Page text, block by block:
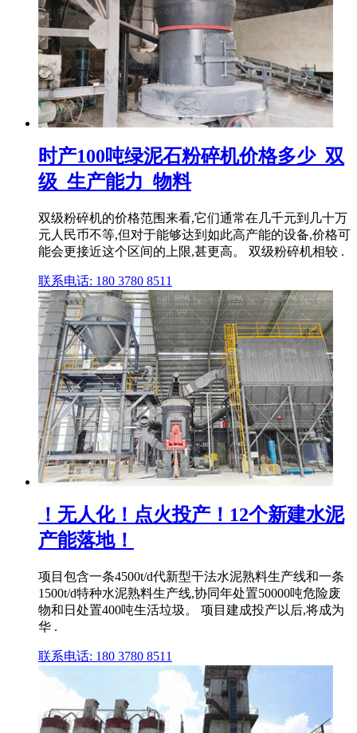
时产100吨绿泥石粉碎机价格多少_双
级_生产能力_物料
双级粉碎机的价格范围来看,它们通常在几千元到几十万
元人民币不等,但对于能够达到如此高产能的设备,价格可
能会更接近这个区间的上限,甚更高。 双级粉碎机相较 .
联系电话: 180 3780 8511
！无人化！点火投产！12个新建水泥
产能落地！
项目包含一条4500t/d代新型干法水泥熟料生产线和一条
1500t/d特种水泥熟料生产线,协同年处置50000吨危险废
物和日处置400吨生活垃圾。 项目建成投产以后,将成为
华 .
联系电话: 180 3780 8511